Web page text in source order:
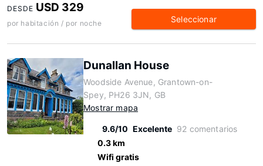
DESDE USD 329
por habitación / por noche Seleccionar
Dunallan House
Woodside Avenue, Grantown-on-
Spey, PH26 3JN, GB
Mostrar mapa
9.6/10 Excelente 92 comentarios
0.3 km
Wifi gratis